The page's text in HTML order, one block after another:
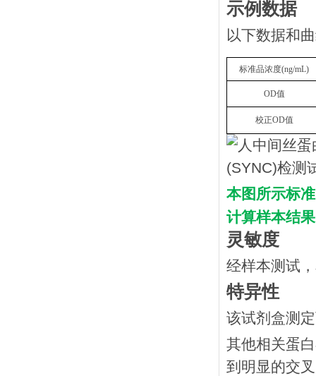
示例数据
以下数据和
标准品浓度(ng/mL)
OD值
校正OD值
本图所示标
计算样本结果
灵敏度
经样本测试
特异性
该试剂盒测
其他相关蛋
到明显的交